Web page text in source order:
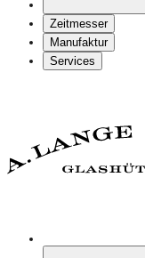
Zeitmesser
Manufaktur
Services